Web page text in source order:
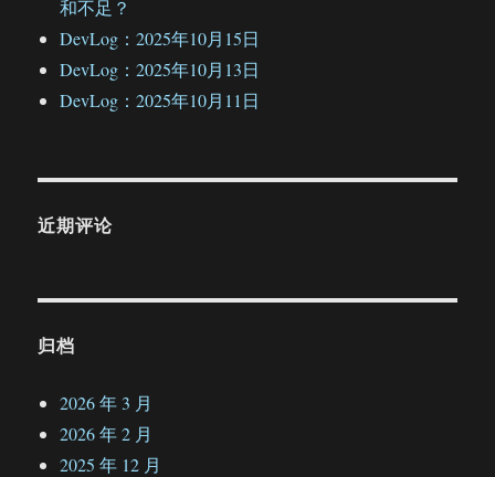
和不足？
DevLog：2025年10月15日
DevLog：2025年10月13日
DevLog：2025年10月11日
近期评论
归档
2026 年 3 月
2026 年 2 月
2025 年 12 月